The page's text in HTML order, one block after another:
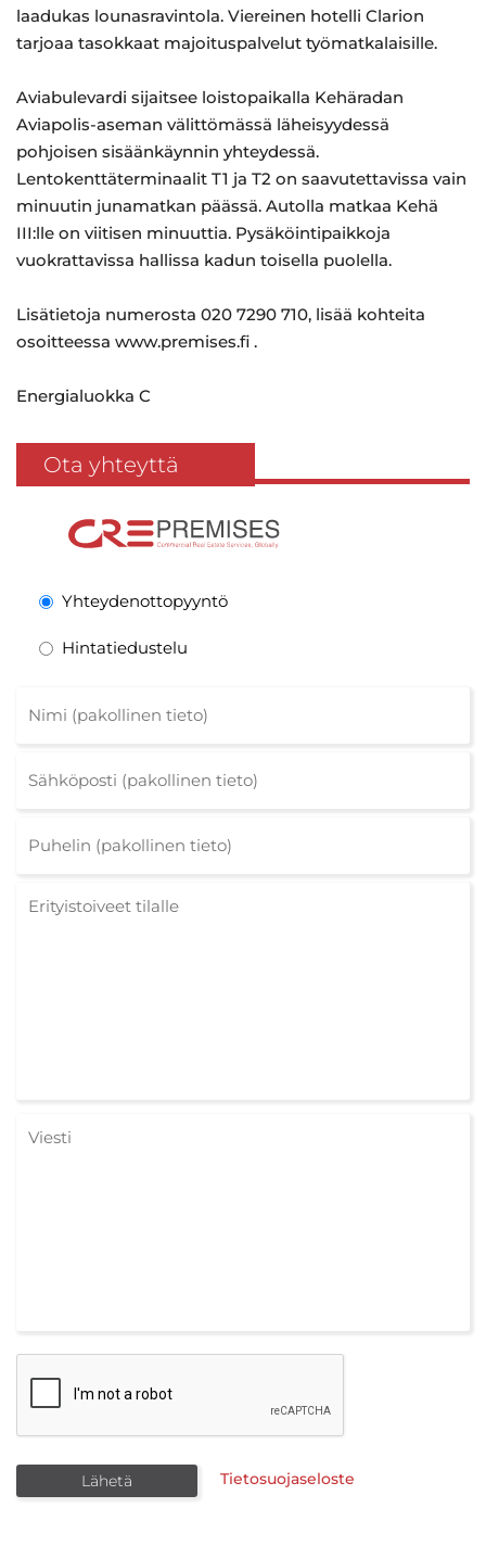
laadukas lounasravintola. Viereinen hotelli Clarion
tarjoaa tasokkaat majoituspalvelut työmatkalaisille.
Aviabulevardi sijaitsee loistopaikalla Kehäradan
Aviapolis-aseman välittömässä läheisyydessä
pohjoisen sisäänkäynnin yhteydessä.
Lentokenttäterminaalit T1 ja T2 on saavutettavissa vain
minuutin junamatkan päässä. Autolla matkaa Kehä
III:lle on viitisen minuuttia. Pysäköintipaikkoja
vuokrattavissa hallissa kadun toisella puolella.
Lisätietoja numerosta 020 7290 710, lisää kohteita
osoitteessa www.premises.fi .
Energialuokka C
Ota yhteyttä
Yhteydenottopyyntö
Hintatiedustelu
Tietosuojaseloste